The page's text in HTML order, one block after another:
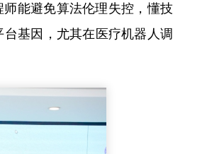
能避免算法伦理失控，懂技
基因，尤其在医疗机器人调